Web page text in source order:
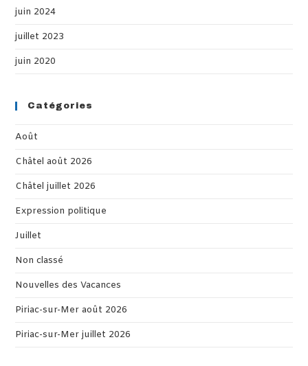
juin 2024
juillet 2023
juin 2020
Catégories
Août
Châtel août 2026
Châtel juillet 2026
Expression politique
Juillet
Non classé
Nouvelles des Vacances
Piriac-sur-Mer août 2026
Piriac-sur-Mer juillet 2026